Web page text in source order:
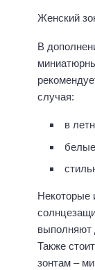
Женский
В
случая:
в
Некоторые
выполняют
Также
зонтам –